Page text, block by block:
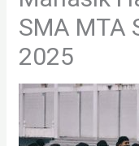
SMA MTA
2025